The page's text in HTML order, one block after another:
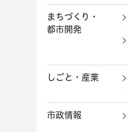
まちづくり・
都市開発
しごと・産業
市政情報